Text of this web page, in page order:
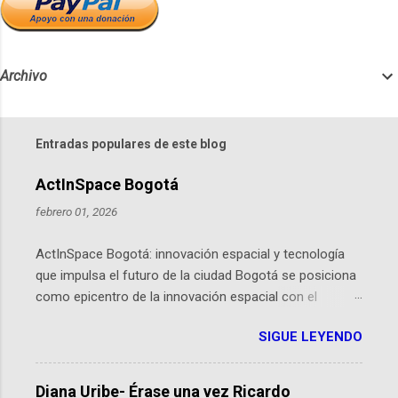
Archivo
Entradas populares de este blog
ActInSpace Bogotá
febrero 01, 2026
ActInSpace Bogotá: innovación espacial y tecnología
que impulsa el futuro de la ciudad Bogotá se posiciona
como epicentro de la innovación espacial con el
hackathon global que convierte tecnologías de la
Agencia Espacial Europea en soluciones prácticas para
la vida cotidiana. Este evento, organizado por el
SIGUE LEYENDO
Diana Uribe- Érase una vez Ricardo